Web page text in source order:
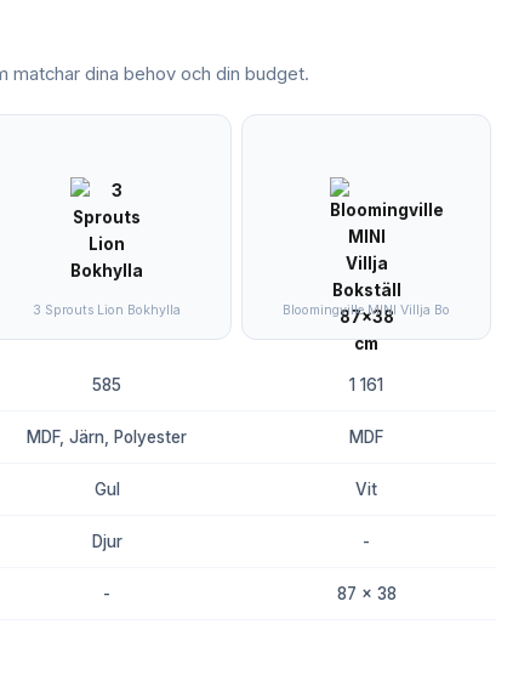
matchar dina behov och din budget.
3 Sprouts Lion Bokhylla Bloomingville MINI Villja Bo
585 1 161
MDF, Järn, Polyester MDF
Gul Vit
Djur -
- 87 x 38